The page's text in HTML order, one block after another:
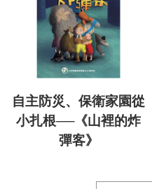
自主防災、保衛家園從
小扎根──《山裡的炸
彈客》